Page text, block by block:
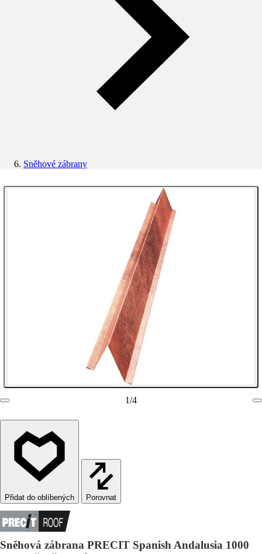
Sněhové zábrany
1/4
Porovnat
Sněhová zábrana PRECIT Spanish Andalusia 1000